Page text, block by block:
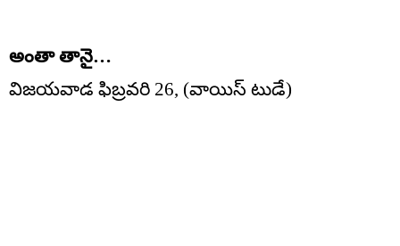
అంతా తానై…
విజయవాడ ఫిబ్రవరి 26, (వాయిస్ టుడే)